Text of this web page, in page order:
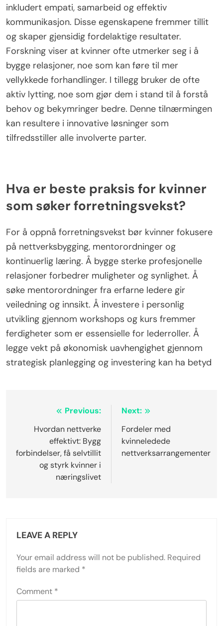
viser at ledere som viser sårbarhet kan forbedre
teamets ytelse med opptil 25%, noe som
fremhever dens unike egenskap i effektiv ledelse.
Hvilke uvanlige ferdigheter bringer kvinner til
forhandlinger?
Kvinner bringer unike ferdigheter til forhandlinger,
inkludert empati, samarbeid og effektiv
kommunikasjon. Disse egenskapene fremmer tillit
og skaper gjensidig fordelaktige resultater.
vellykkede forhandlinger. I tillegg bruker de ofte
aktiv lytting, noe som gjør dem i stand til å forstå
behov og bekymringer bedre. Denne tilnærmingen
tilfredsstiller alle involverte parter.
Hva er beste praksis for kvinner
som søker forretningsvekst?
For å oppnå forretningsvekst bør kvinner fokusere
på nettverksbygging, mentorordninger og
kontinuerlig læring. Å bygge sterke profesjonelle
veiledning og innsikt. Å investere i personlig
ferdigheter som er essensielle for lederroller. Å
legge vekt på økonomisk uavhengighet gjennom
strategisk planlegging og investering kan ha betyd
navigation
Hvordan nettverke
forbindelser, få selvtillit
og styrk kvinner i
nettverksarrangementer